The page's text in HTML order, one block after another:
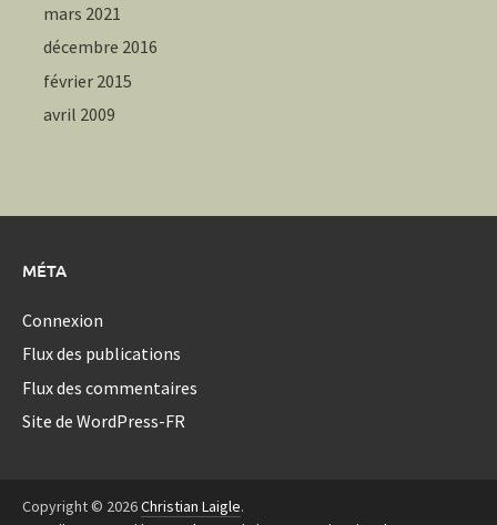
mars 2021
décembre 2016
février 2015
avril 2009
MÉTA
Connexion
Flux des publications
Flux des commentaires
Site de WordPress-FR
Copyright © 2026Christian Laigle.